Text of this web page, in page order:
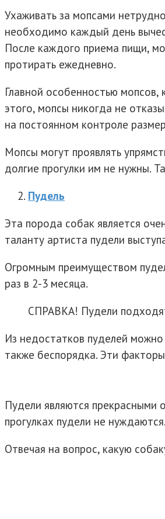
Ухаживать за мопсами
необходимо каждый день
После каждого приема пищи,
протирать ежедневно.
Главной особенностью
этого, мопсы никогда не
на постоянном контроле
Мопсы могут проявлять
долгие прогулки им не нужны.
Пудель
Эта порода собак является
таланту артиста пудели
Огромным преимуществом
раз в 2-3 месяца.
СПРАВКА! Пудели
Из недостатков пуделей
также беспорядка. Эти
Пудели являются прекрасными
прогулках пудели не
Отвечая на вопрос, какую